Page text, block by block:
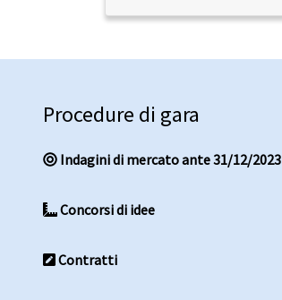
Procedure di gara
Indagini di mercato ante 31/12/2023
Concorsi di idee
Contratti